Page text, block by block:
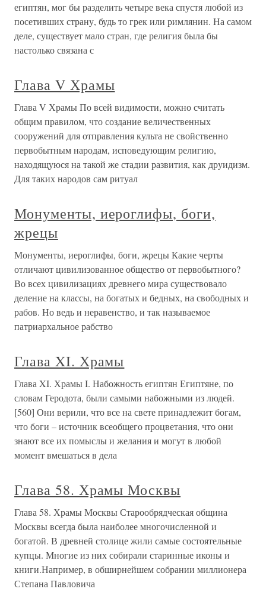
египтян, мог бы разделить четыре века спустя любой из
посетивших страну, будь то грек или римлянин. На самом
деле, существует мало стран, где религия была бы
настолько связана с
Глава V Храмы
Глава V Храмы По всей видимости, можно считать
общим правилом, что создание величественных
сооружений для отправления культа не свойственно
первобытным народам, исповедующим религию,
находящуюся на такой же стадии развития, как друидизм.
Для таких народов сам ритуал
Монументы, иероглифы, боги,
жрецы
Монументы, иероглифы, боги, жрецы Какие черты
отличают цивилизованное общество от первобытного?
Во всех цивилизациях древнего мира существовало
деление на классы, на богатых и бедных, на свободных и
рабов. Но ведь и неравенство, и так называемое
патриархальное рабство
Глава XI. Храмы
Глава XI. Храмы I. Набожность египтян Египтяне, по
словам Геродота, были самыми набожными из людей.
[560] Они верили, что все на свете принадлежит богам,
что боги – источник всеобщего процветания, что они
знают все их помыслы и желания и могут в любой
момент вмешаться в дела
Глава 58. Храмы Москвы
Глава 58. Храмы Москвы Старообрядческая община
Москвы всегда была наиболее многочисленной и
богатой. В древней столице жили самые состоятельные
купцы. Многие из них собирали старинные иконы и
книги.Например, в обширнейшем собрании миллионера
Степана Павловича